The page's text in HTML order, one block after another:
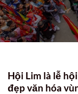
Hội Lim là lễ
đẹp văn hóa